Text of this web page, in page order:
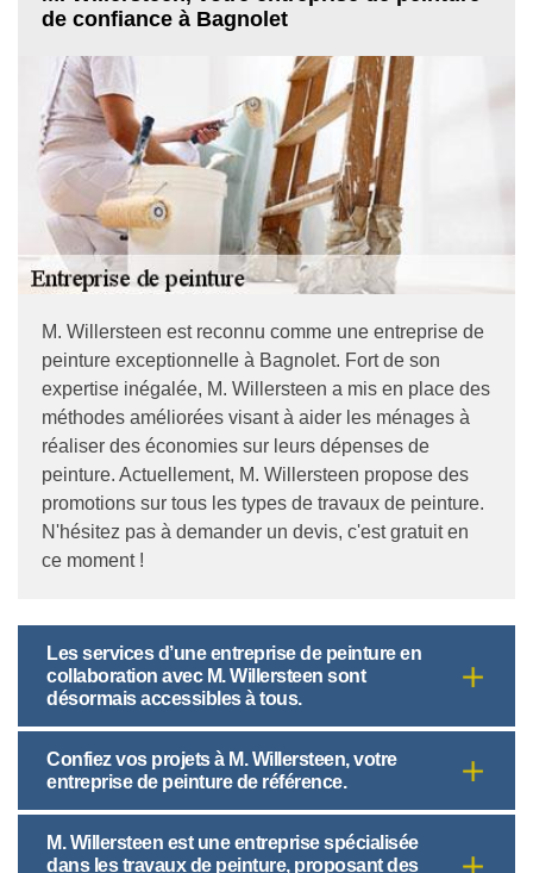
de confiance à Bagnolet
M. Willersteen est reconnu comme une entreprise de
peinture exceptionnelle à Bagnolet. Fort de son
expertise inégalée, M. Willersteen a mis en place des
méthodes améliorées visant à aider les ménages à
réaliser des économies sur leurs dépenses de
peinture. Actuellement, M. Willersteen propose des
promotions sur tous les types de travaux de peinture.
N'hésitez pas à demander un devis, c'est gratuit en
ce moment !
Les services d’une entreprise de peinture en
collaboration avec M. Willersteen sont
désormais accessibles à tous.
Confiez vos projets à M. Willersteen, votre
entreprise de peinture de référence.
M. Willersteen est une entreprise spécialisée
dans les travaux de peinture, proposant des